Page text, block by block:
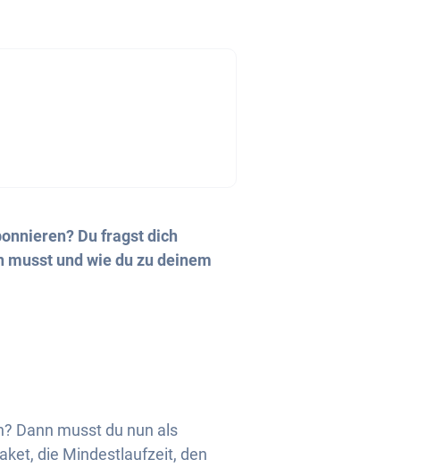
Du fragst dich
und wie du zu deinem
Dann musst du nun als
die Mindestlaufzeit, den